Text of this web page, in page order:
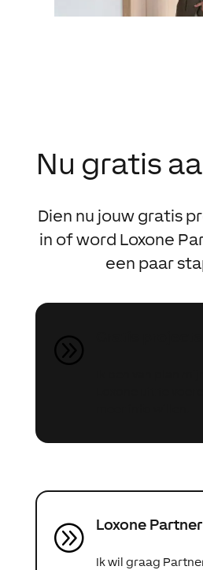
Nu gratis
Dien nu jouw gratis
in of word Loxone
een paar
A Loxone
Ik wil graag